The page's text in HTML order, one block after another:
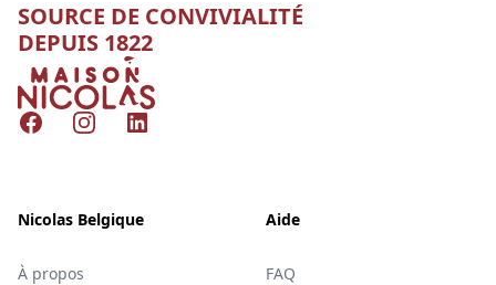
SOURCE DE CONVIVIALITÉ
DEPUIS 1822
Nicolas
FacebookInstagramLinkedIn
Nicolas Belgique
À propos
Aide
FAQ